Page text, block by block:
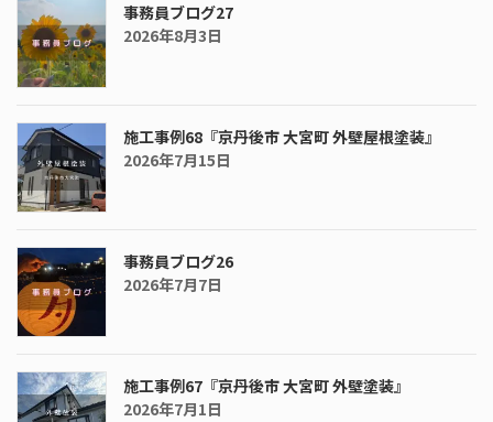
事務員ブログ27
2026年8月3日
施工事例68『京丹後市 大宮町 外壁屋根塗装』
2026年7月15日
事務員ブログ26
2026年7月7日
施工事例67『京丹後市 大宮町 外壁塗装』
2026年7月1日